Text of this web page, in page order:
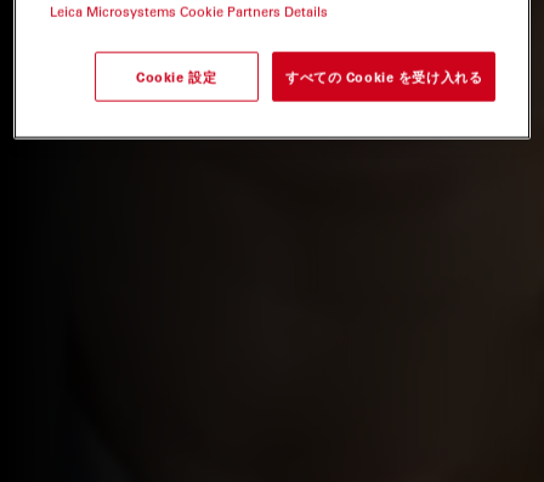
Leica Microsystems Cookie Partners Details
Cookie 設定 すべての Cookie を受け入れる